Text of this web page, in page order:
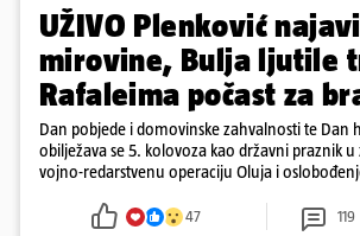
UŽIVO Plenković
mirovine, Bulja ljutile
Rafaleima počast za
Dan pobjede i domovinske zahvalnosti te Dan
obilježava se 5. kolovoza kao državni praznik u
vojno-redarstvenu operaciju Oluja i
47 119